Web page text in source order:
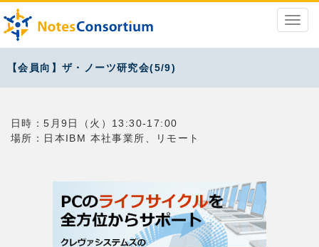
【会員向】ザ・ノーツ研究会(5/9)
日時：5月9日（火）13:30-17:00
場所：日本IBM 本社事業所、リモート